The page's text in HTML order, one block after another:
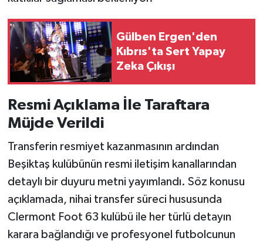
Gülben Ergen'den
Kıbrıs'ta Sert Yapay
Zeka Çıkışı
Resmi Açıklama İle Taraftara
Müjde Verildi
Transferin resmiyet kazanmasının ardından
Beşiktaş kulübünün resmi iletişim kanallarından
detaylı bir duyuru metni yayımlandı. Söz konusu
açıklamada, nihai transfer süreci hususunda
Clermont Foot 63 kulübü ile her türlü detayın
karara bağlandığı ve profesyonel futbolcunun